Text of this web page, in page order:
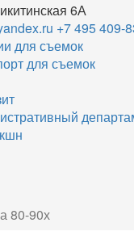
6А
+7 495 409-
для съемок
для съемок
80-90х